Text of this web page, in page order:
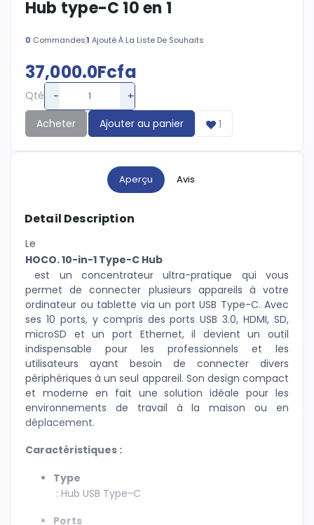
Hub type-C 10 en 1
0 Commandes1 Ajouté À La Liste De Souhaits
37,000.0Fcfa
Qté - +
Acheter Ajouter au panier 1
Aperçu Avis
Detail Description
Le
HOCO. 10-in-1 Type-C Hub
est un concentrateur ultra-pratique qui vous
permet de connecter plusieurs appareils à votre
ordinateur ou tablette via un port USB Type-C. Avec
ses 10 ports, y compris des ports USB 3.0, HDMI, SD,
microSD et un port Ethernet, il devient un outil
indispensable pour les professionnels et les
utilisateurs ayant besoin de connecter divers
périphériques à un seul appareil. Son design compact
et moderne en fait une solution idéale pour les
environnements de travail à la maison ou en
déplacement.
Caractéristiques :
Type
: Hub USB Type-C
Ports